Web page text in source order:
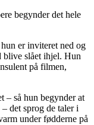
begynder det hele
er inviteret ned og
blive slået ihjel. Hun
på filmen,
– så hun begynder at
det sprog de taler i
under fødderne på